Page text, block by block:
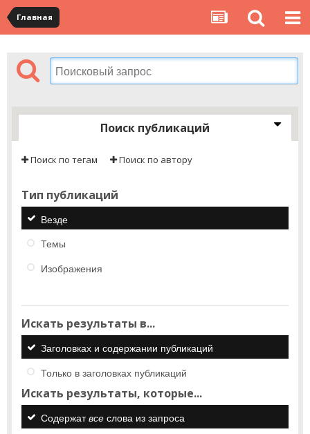
Главная
Поиск публикаций
Поиск по тегам Поиск по автору
Тип публикаций
Везде
Темы
Изображения
Искать результаты в...
Заголовках и содержании публикаций
Только в заголовках публикаций
Искать результаты, которые...
Содержатвсе слова из запроса